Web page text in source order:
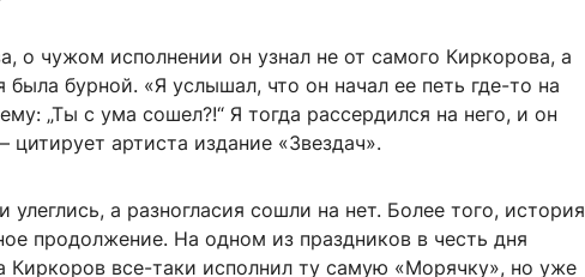
о чужом исполнении он узнал не от самого Киркорова, а
бурной. «Я услышал, что он начал ее петь где-то на
„Ты с ума сошел?!“ Я тогда рассердился на него, и он
цитирует артиста издание «Звездач».
а разногласия сошли на нет. Более того, история
продолжение. На одном из праздников в честь дня
Киркоров все-таки исполнил ту самую «Морячку», но уже